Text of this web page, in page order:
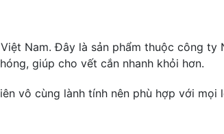
Nam. Đây là sản phẩm thuộc công ty
giúp cho vết cắn nhanh khỏi hơn.
vô cùng lành tính nên phù hợp với mọi